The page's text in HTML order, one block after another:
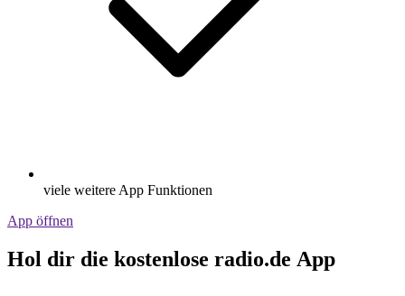
viele weitere App Funktionen
App öffnen
Hol dir die kostenlose radio.de App